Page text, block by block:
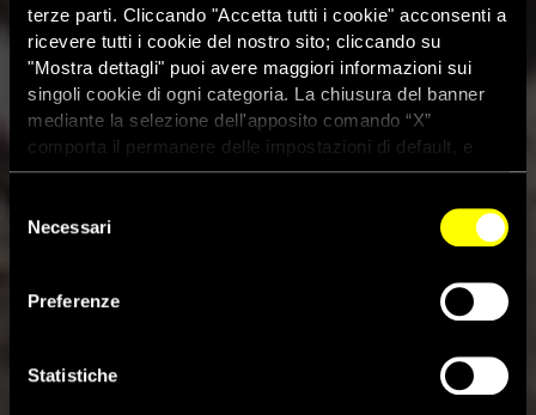
terze parti. Cliccando "Accetta tutti i cookie" acconsenti a
ricevere tutti i cookie del nostro sito; cliccando su
"Mostra dettagli" puoi avere maggiori informazioni sui
singoli cookie di ogni categoria. La chiusura del banner
mediante la selezione dell'apposito comando “X”
comporta il permanere delle impostazioni di default, e
dunque la continuazione della navigazione con i cookie
dei cookie attivi sul sito clicca
delNecessari
Preferenze
Statistiche
delle sue indagini. “Politica
deliberata” di colpire i